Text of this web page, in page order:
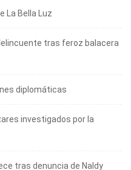
La Bella Luz
tras feroz balacera
diplomáticas
investigados por la
tras denuncia de Naldy